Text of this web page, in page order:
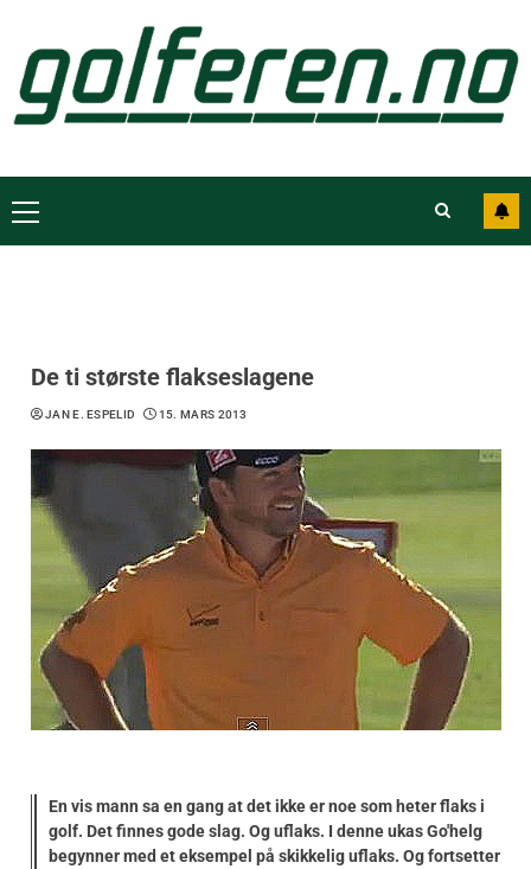
De ti største flakseslagene
JAN E. ESPELID 15. MARS 2013
En vis mann sa en gang at det ikke er noe som heter flaks i
golf. Det finnes gode slag. Og uflaks. I denne ukas Go'helg
begynner med et eksempel på skikkelig uflaks. Og fortsetter